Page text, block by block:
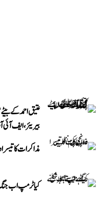
بیریئر، ایف
مذاکرات کا
کیا ٹرمپ اب